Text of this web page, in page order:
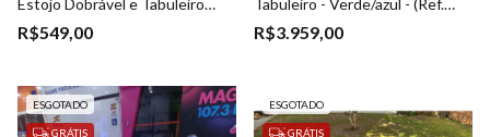
Estojo Dobrável e Tabuleiro
embutido + Rainhas Extras -
(Ref. 017)
R$549,00
Tabuleiro - Verde/azul - (Ref.
023)
R$3.959,00
ESGOTADO
GRÁTIS
ESGOTADO
GRÁTIS